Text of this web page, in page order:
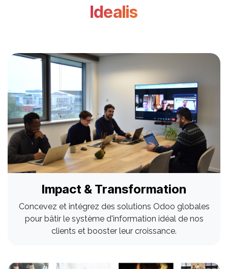
Idealis
Impact & Transformation
Concevez et intégrez des solutions Odoo globales
pour bâtir le système d'information idéal de nos
clients et booster leur croissance.